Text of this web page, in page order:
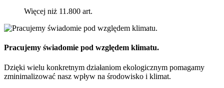
Więcej niż 11.800 art.
Pracujemy świadomie pod względem klimatu.
Dzięki wielu konkretnym działaniom ekologicznym pomagamy
zminimalizować nasz wpływ na środowisko i klimat.